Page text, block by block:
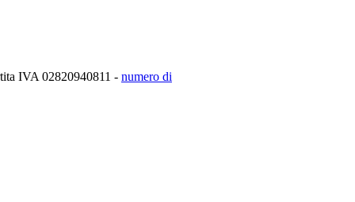
IVA 02820940811 - numero di